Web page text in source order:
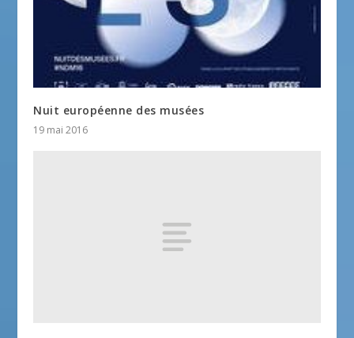
Nuit européenne des musées
19 mai 2016